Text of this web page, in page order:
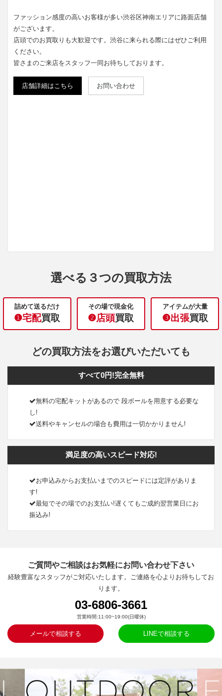
ファッション感度の高いお客様が多い渋谷区神南エリアに路面店舗
がございます。
店頭でのお買取りも大歓迎です。渋谷に来られる際にはぜひご利用
ください。
皆さまのご来店をスタッフ一同お待ちしております。
店舗詳細はこちら お問い合わせ
選べる３つの買取方法
詰めて送るだけ
❶宅配買取
その場で現金化
❷店頭買取
アイテムが大量
❸出張買取
どの買取方法をお選びいただいても
すべて0円!完全無料
無料の宅配キットがあるので 段ボールを用意する必要な
し!
送料やキャンセルの場合も費用は一切かかりません!
満足度の高いスピード対応!
お申込みからお支払いまでのスピードには定評がありま
す!
最短でその場でのお支払い!遅くてもご成約翌営業日にお
振込み!
ご質問やご相談はお気軽にお問い合わせ下さい
経験豊富なスタッフがご対応いたします。ご連絡を心よりお待ちしてお
ります。
03-6806-3661
営業時間:11:00~19:00(日曜休)
メールで相談する LINEで相談する